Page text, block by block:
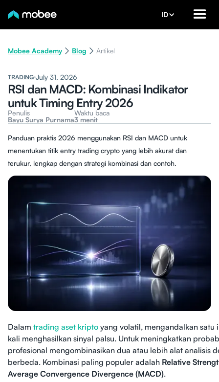
ID
Mobee Academy Blog Artikel
TRADING July 31, 2026
RSI dan MACD: Kombinasi Indikator
untuk Timing Entry 2026
Penulis
Bayu Surya Purnama
Waktu baca
3 menit
Panduan praktis 2026 menggunakan RSI dan MACD untuk
menentukan titik entry trading crypto yang lebih akurat dan
terukur, lengkap dengan strategi kombinasi dan contoh.
Dalam trading aset kripto yang volatil, mengandalkan satu
kali menghasilkan sinyal palsu. Untuk meningkatkan
profesional mengombinasikan dua atau lebih alat analisis
berbeda. Kombinasi paling populer adalah Relative
Average Convergence Divergence (MACD).